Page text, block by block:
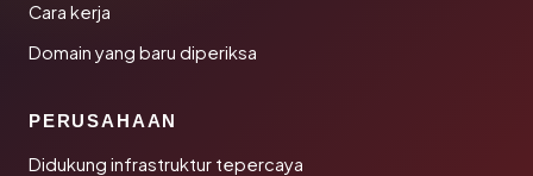
Cara kerja
Domain yang baru diperiksa
PERUSAHAAN
Didukung infrastruktur tepercaya